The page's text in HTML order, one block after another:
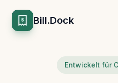
Bill.Dock
Entwickelt für